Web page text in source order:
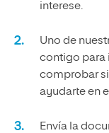
interese.
Uno de
contigo para
comprobar
ayudarte en
Envía la